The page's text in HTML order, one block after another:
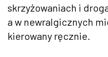
skrzyżowaniach i
a w newralgicznych
kierowany ręcznie.